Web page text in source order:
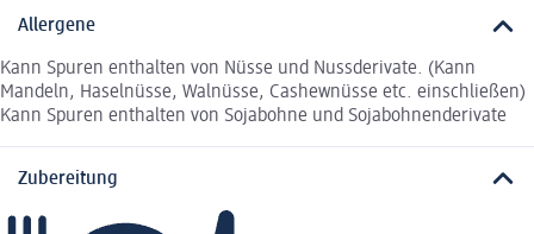
Allergene
Kann Spuren enthalten von Nüsse und Nussderivate. (Kann
Mandeln, Haselnüsse, Walnüsse, Cashewnüsse etc. einschließen)
Kann Spuren enthalten von Sojabohne und Sojabohnenderivate
Zubereitung